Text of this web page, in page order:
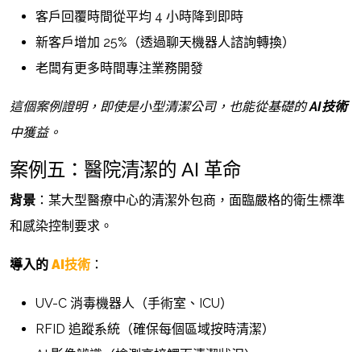
客戶回覆時間從平均 4 小時降到即時
新客戶增加 25%（透過聊天機器人諮詢轉換）
老闆有更多時間專注業務開發
這個案例證明，即使是小型清潔公司，也能從基礎的AI技術
中獲益。
案例五：醫院清潔的 AI 革命
背景 ：某大型醫療中心的清潔外包商，面臨嚴格的衛生標準
和感染控制要求。
導入的 AI技術 ：
UV-C 消毒機器人（手術室、ICU）
RFID 追蹤系統（確保每個區域按時清潔）